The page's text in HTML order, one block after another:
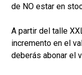
de NO estar en
A partir del talle
incremento en el
deberás abonar el